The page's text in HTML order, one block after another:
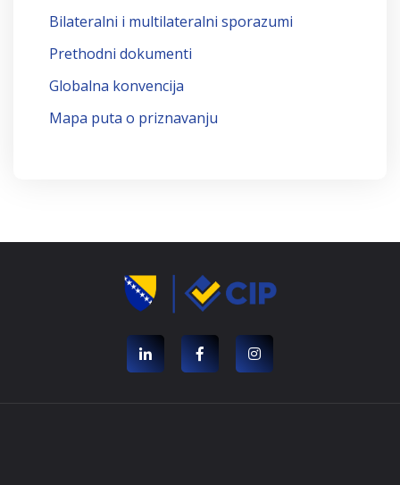
Bilateralni i multilateralni sporazumi
Prethodni dokumenti
Globalna konvencija
Mapa puta o priznavanju